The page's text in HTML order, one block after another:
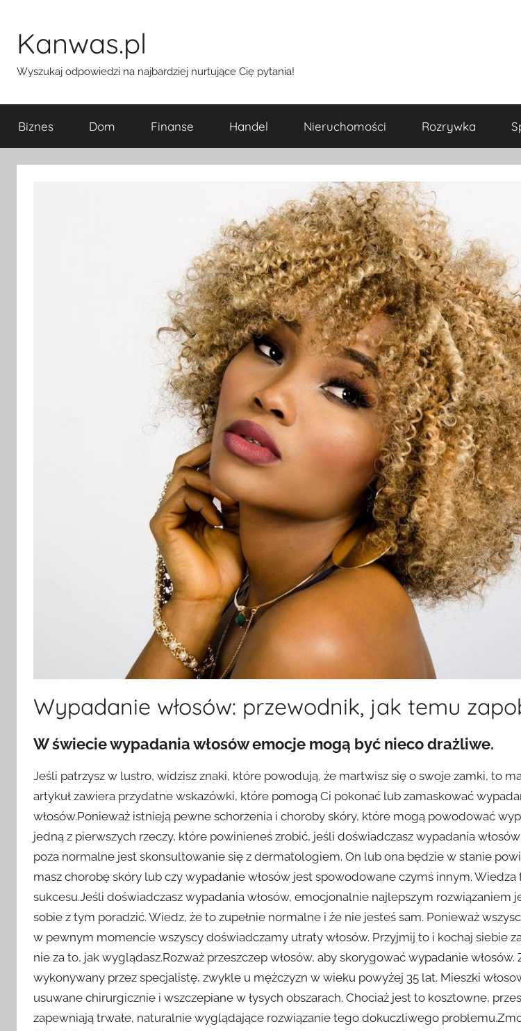
treściKanwas.pl
Wyszukaj odpowiedzi na najbardziej nurtujące Cię pytania!
Biznes Dom Finanse Handel Nieruchomości Rozrywka
Wypadanie włosów: przewodnik, jak temu
W świecie wypadania włosów emocje mogą być nieco drażliwe.
Jeśli patrzysz w lustro, widzisz znaki, które powodują, że martwisz się o swoje zamki, to
artykuł zawiera przydatne wskazówki, które pomogą Ci pokonać lub zamaskować
włosów.Ponieważ istnieją pewne schorzenia i choroby skóry, które mogą powodować
jedną z pierwszych rzeczy, które powinieneś zrobić, jeśli doświadczasz wypadania
poza normalne jest skonsultowanie się z dermatologiem. On lub ona będzie w stanie
masz chorobę skóry lub czy wypadanie włosów jest spowodowane czymś innym. Wiedza
sukcesu.Jeśli doświadczasz wypadania włosów, emocjonalnie najlepszym rozwiązaniem
sobie z tym poradzić. Wiedz, że to zupełnie normalne i że nie jesteś sam. Ponieważ
w pewnym momencie wszyscy doświadczamy utraty włosów. Przyjmij to i kochaj siebie
nie za to, jak wyglądasz.Rozważ przeszczep włosów, aby skorygować wypadanie
wykonywany przez specjalistę, zwykle u mężczyzn w wieku powyżej 35 lat. Mieszki
usuwane chirurgicznie i wszczepiane w łysych obszarach. Chociaż jest to kosztowne,
zapewniają trwałe, naturalnie wyglądające rozwiązanie tego dokuczliwego